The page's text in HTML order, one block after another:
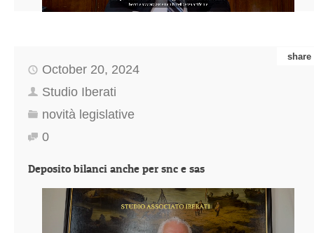
share
October 20, 2024
Studio Iberati
novità legislative
0
Deposito bilanci anche per snc e sas